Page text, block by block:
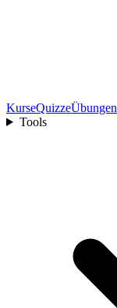
KurseQuizzeÜbungen
Tools